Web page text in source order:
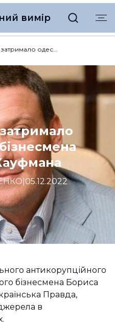
вимір
ЗМІ: НАБУ затримало одеського бізнесмена Бориса Кауфмана
|05.12.2022
антикорупційного
бізнесмена Бориса
Правда,
в